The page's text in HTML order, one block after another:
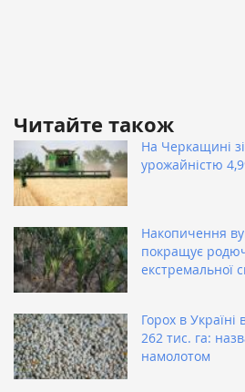
Читайте також
На Черкащині
урожайністю
Накопичення
покращує
екстремальної
Горох в
262 тис. га:
намолотом